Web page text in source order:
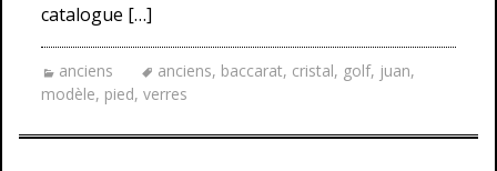
catalogue […]
anciens anciens, baccarat, cristal, golf, juan,
modèle, pied, verres